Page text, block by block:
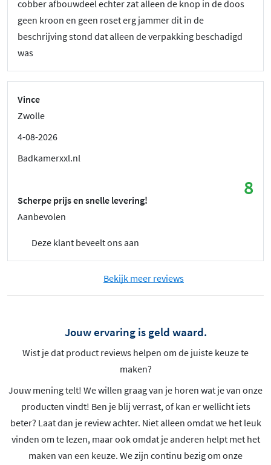
cobber afbouwdeel echter zat alleen de knop in de doos
geen kroon en geen roset erg jammer dit in de
beschrijving stond dat alleen de verpakking beschadigd
was
Vince
Zwolle
4-08-2026
Badkamerxxl.nl
8
Scherpe prijs en snelle levering!
Aanbevolen
Deze klant beveelt ons aan
Bekijk meer reviews
Jouw ervaring is geld waard.
Wist je dat product reviews helpen om de juiste keuze te
maken?
Jouw mening telt! We willen graag van je horen wat je van onze
producten vindt! Ben je blij verrast, of kan er wellicht iets
beter? Laat dan je review achter. Niet alleen omdat we het leuk
vinden om te lezen, maar ook omdat je anderen helpt met het
maken van een keuze. We zijn continu bezig om onze